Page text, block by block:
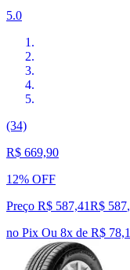
5.0
(34)
R$ 669,90
12% OFF
Preço R$ 587,41R$ 587,
no Pix Ou 8x de R$